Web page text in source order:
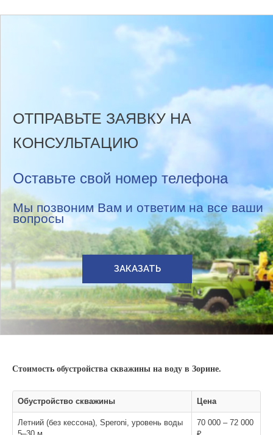
ОТПРАВЬТЕ ЗАЯВКУ НА
КОНСУЛЬТАЦИЮ
Оставьте свой номер телефона
Мы позвоним Вам и ответим на все ваши
вопросы
ЗАКАЗАТЬ
Стоимость обустройства скважины на воду в Зорине.
Обустройство скважины Цена
Летний (без кессона), Speroni, уровень воды
5–30 м
70 000 – 72 000
₽